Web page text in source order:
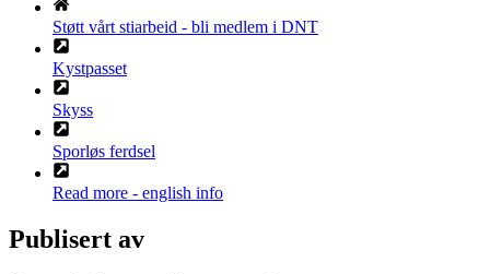
Støtt vårt stiarbeid - bli medlem i DNT
Kystpasset
Skyss
Sporløs ferdsel
Read more - english info
Publisert av